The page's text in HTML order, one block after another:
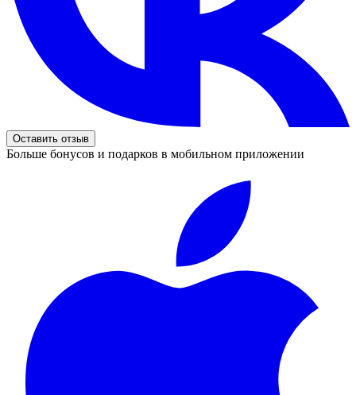
Оставить отзыв
Больше бонусов и подарков в мобильном приложении